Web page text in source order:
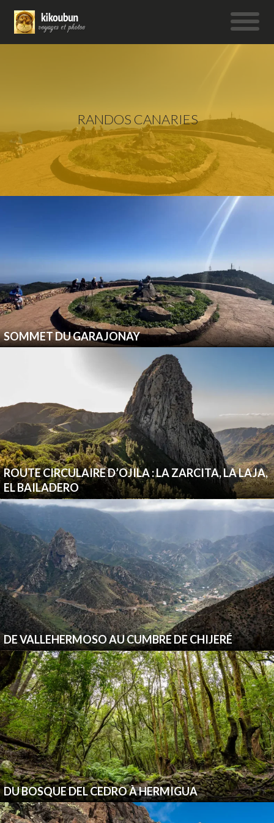
RANDOS CANARIES
SOMMET DU GARAJONAY
ROUTE CIRCULAIRE D’OJILA : LA ZARCITA, LA LAJA,
EL BAILADERO
DE VALLEHERMOSO AU CUMBRE DE CHIJERÉ
DU BOSQUE DEL CEDRO À HERMIGUA